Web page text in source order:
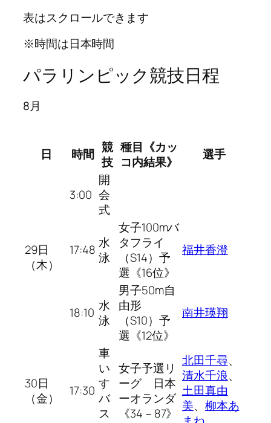
表はスクロールできます
※時間は日本時間
パラリンピック競技日程
8月
日 時間 競
技
種目《カッ
コ内結果》
選手
29日
（木）
3:00
開
会
式
17:48 水
泳
女子100mバ
タフライ
（S14）予
選《16位》
福井香澄
18:10 水
泳
男子50m自
由形
（S10）予
選《12位》
南井瑛翔
30日
（金）
17:30
車
い
す
バ
ス
女子予選リ
ーグ 日本
ーオランダ
《34－87》
北田千尋、
清水千浪、
土田真由
美、 柳本あ